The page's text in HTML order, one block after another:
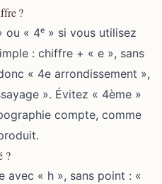
?
ou « 4ᵉ » si vous utilisez
: chiffre + « e », sans
« 4e arrondissement »,
». Évitez « 4ème »
compte, comme
?
avec « h », sans point : «